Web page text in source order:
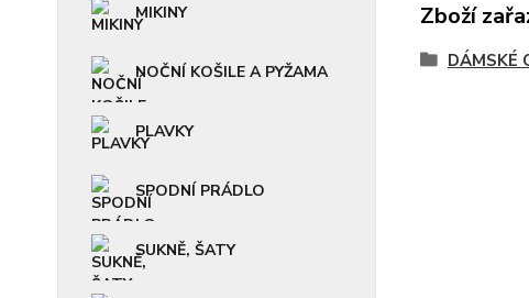
MIKINY
NOČNÍ KOŠILE A PYŽAMA
PLAVKY
SPODNÍ PRÁDLO
SUKNĚ, ŠATY
Zboží
DÁMSKÉ